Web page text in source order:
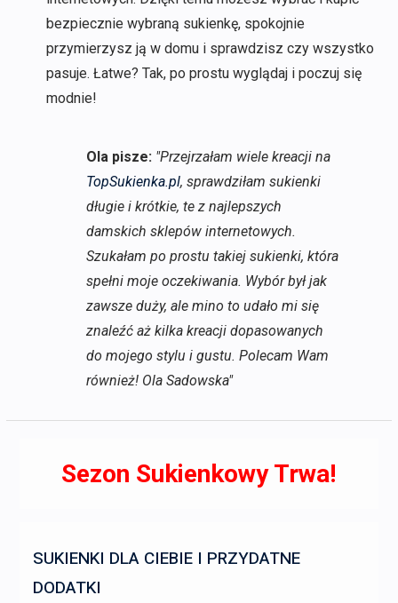
bezpiecznie wybraną sukienkę, spokojnie
przymierzysz ją w domu i sprawdzisz czy wszystko
pasuje. Łatwe? Tak, po prostu wyglądaj i poczuj się
modnie!
Ola pisze: "Przejrzałam wiele kreacji na
TopSukienka.pl, sprawdziłam sukienki
długie i krótkie, te z najlepszych
damskich sklepów internetowych.
Szukałam po prostu takiej sukienki, która
spełni moje oczekiwania. Wybór był jak
zawsze duży, ale mino to udało mi się
znaleźć aż kilka kreacji dopasowanych
do mojego stylu i gustu. Polecam Wam
również! Ola Sadowska"
Sezon Sukienkowy Trwa!
SUKIENKI DLA CIEBIE I PRZYDATNE
DODATKI